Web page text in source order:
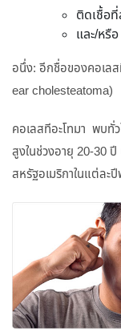
ติดเชื้อ
และ/หรื
อนึ่ง: อีกชื่อของคอเล
ear cholesteatoma)
คอเลสทีอะโทมา พบ
สูงในช่วงอายุ 20-30
สหรัฐอเมริกาในแต่ละ